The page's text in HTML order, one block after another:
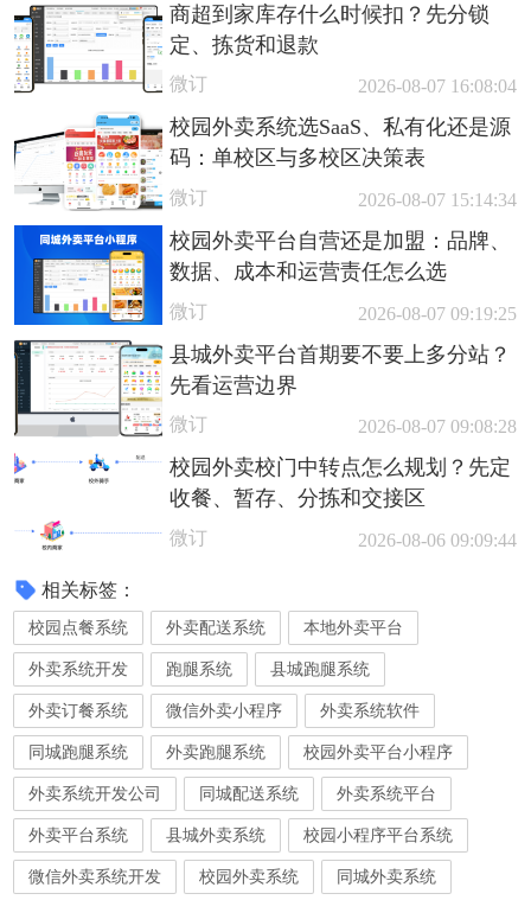
商超到家库存什么时候扣？先分锁
定、拣货和退款
微订 2026-08-07 16:08:04
校园外卖系统选SaaS、私有化还是源
码：单校区与多校区决策表
微订 2026-08-07 15:14:34
校园外卖平台自营还是加盟：品牌、
数据、成本和运营责任怎么选
微订 2026-08-07 09:19:25
县城外卖平台首期要不要上多分站？
先看运营边界
微订 2026-08-07 09:08:28
校园外卖校门中转点怎么规划？先定
收餐、暂存、分拣和交接区
微订 2026-08-06 09:09:44
相关标签：
校园点餐系统 外卖配送系统 本地外卖平台
外卖系统开发 跑腿系统 县城跑腿系统
外卖订餐系统 微信外卖小程序 外卖系统软件
同城跑腿系统 外卖跑腿系统 校园外卖平台小程序
外卖系统开发公司 同城配送系统 外卖系统平台
外卖平台系统 县城外卖系统 校园小程序平台系统
微信外卖系统开发 校园外卖系统 同城外卖系统